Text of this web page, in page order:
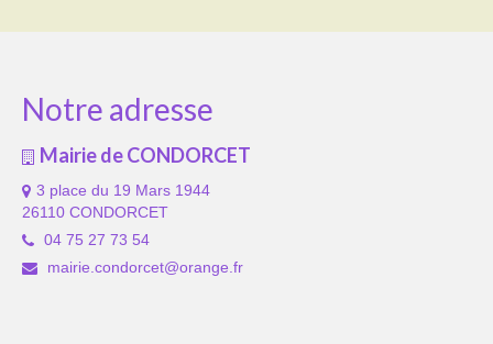
Notre adresse
Mairie de CONDORCET
3 place du 19 Mars 1944
26110 CONDORCET
04 75 27 73 54
mairie.condorcet@orange.fr